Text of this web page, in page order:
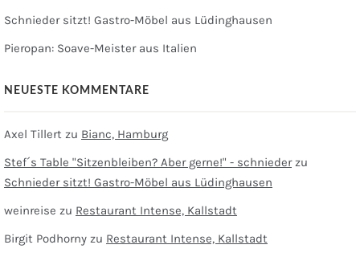
Schnieder sitzt! Gastro-Möbel aus Lüdinghausen
Pieropan: Soave-Meister aus Italien
NEUESTE KOMMENTARE
Axel Tillert zu Bianc, Hamburg
Stef´s Table "Sitzenbleiben? Aber gerne!" - schniederzu
Schnieder sitzt! Gastro-Möbel aus Lüdinghausen
weinreise zu Restaurant Intense, Kallstadt
Birgit Podhorny zu Restaurant Intense, Kallstadt